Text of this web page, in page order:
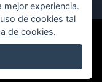
reservados.
experiencia.
de cookies tal
de cookies.